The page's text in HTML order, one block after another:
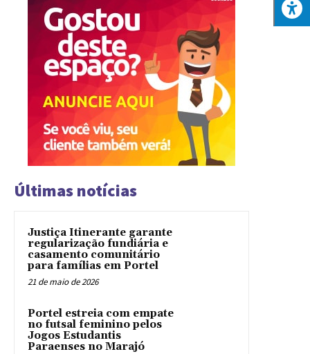
Últimas notícias
Justiça Itinerante garante
regularização fundiária e
casamento comunitário
para famílias em Portel
21 de maio de 2026
Portel estreia com empate
no futsal feminino pelos
Jogos Estudantis
Paraenses no Marajó